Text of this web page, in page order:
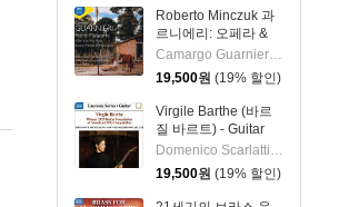
Suite; Ballet Suites;
Concertos)
Roberto Minczuk 과
르니에리: 오페라 &
관현악 작품집
(Guarnieri: Pedro
Malazarte)
Camargo Guarnieri 작곡 외 2명
19,500원 (19% 할인)
Virgile Barthe (바르
질 바르트) - Guitar
Recital (기타 리사이
틀)
Domenico Scarlatti 작곡 외 5명
19,500원 (19% 할인)